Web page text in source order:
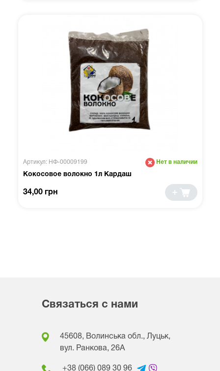
Артикул: НФ-00009199 Нет в наличии
Кокосовое волокно 1л Кардаш
34,00 грн
Связаться с нами
45608, Волинська обл., Луцьк,
вул. Ранкова, 26A
+38 (066) 089 30 96